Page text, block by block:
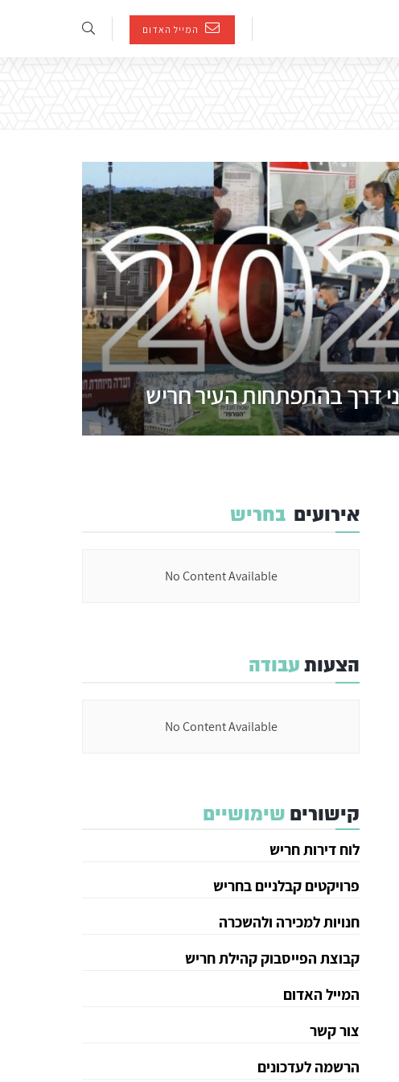
המייל האדום
אירועים בחריש
No Content Available
הצעותעבודה
No Content Available
קישורים שימושיים
לוח דירות חריש
פרויקטים קבלניים בחריש
חנויות למכירה ולהשכרה
קבוצת הפייסבוק קהילת חריש
המייל האדום
צור קשר
הרשמה לעדכונים